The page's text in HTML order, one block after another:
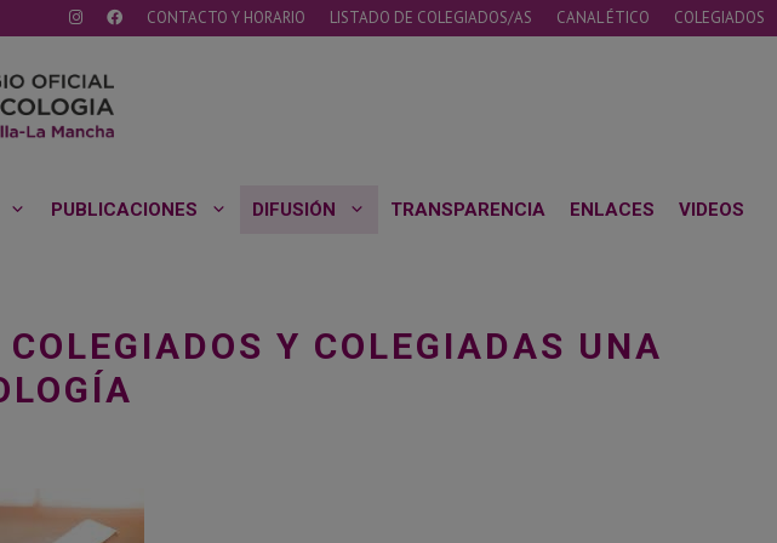
CONTACTO Y HORARIO LISTADO DE COLEGIADOS/AS CANAL ÉTICO COLEGIADOS
PUBLICACIONES DIFUSIÓN TRANSPARENCIA ENLACES VIDEOS
Y COLEGIADAS UNA